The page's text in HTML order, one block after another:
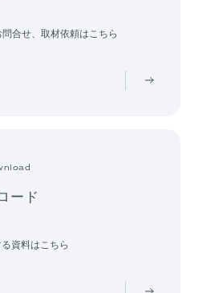
合せ、取材依頼はこちら
ード
資料はこちら